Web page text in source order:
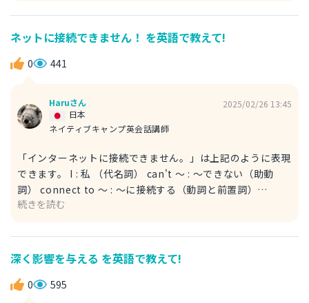
全体を表す単語です。Japanese dish という言い方は、具
体的な料理を示します。ですので、質問の場合ですと具体的
な料理を聞くことができます。What＋物＋do you
recommend? という文を覚えておくと応用が効くので便利
ネットに接続できません！ を英語で教えて!
0 441
Haruさん
ネイティブキャンプ英会話講師
日本
2025/02/26 13:45
「インターネットに接続できません。」は上記のように表現
できます。 I : 私 （代名詞） can't 〜 : 〜できない（助動
詞） connect to 〜 : 〜に接続する（動詞と前置詞）
internet : インターネット（名詞） Tips connect は、
して使われる場合があります。to を用いる場合は、今回の
ようなインターネットなどの電気機器とつながる場合に使う
ことが多いです。一方で、with は人間関係を表すときに使
います。たとえば、「I connect with her quickly. （私は
続きを読む
深く影響を与える を英語で教えて!
0 595